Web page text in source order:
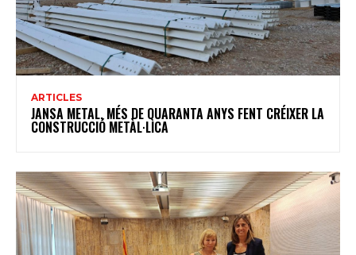
ARTICLES
JANSA METAL, MÉS DE QUARANTA ANYS FENT CRÉIXER LA
CONSTRUCCIÓ METÀL·LICA